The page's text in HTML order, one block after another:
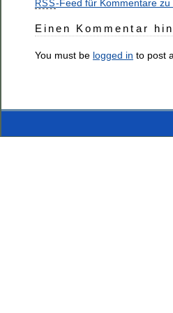
RSS-Feed für Kommentare zu
Einen Kommentar
You must be logged in to post